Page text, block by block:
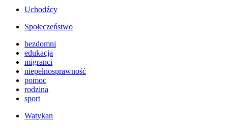
Uchodźcy
Społeczeństwo
bezdomni
edukacja
migranci
niepełnosprawność
pomoc
rodzina
sport
Watykan